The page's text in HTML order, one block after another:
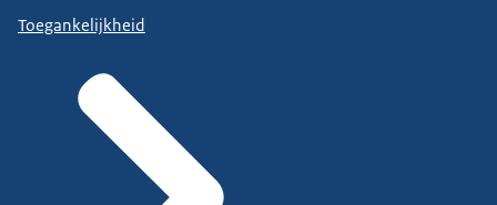
Toegankelijkheid